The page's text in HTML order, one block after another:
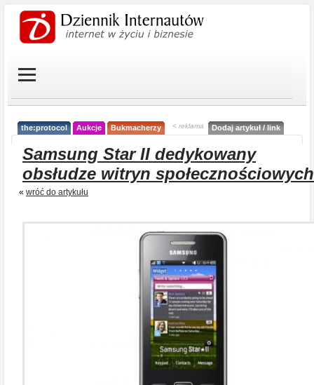
the:protocol Aukcje Bukmacherzy < reklama Dodaj artykuł / link
Samsung Star II dedykowany
obsłudze witryn społecznościowych
« wróć do artykułu